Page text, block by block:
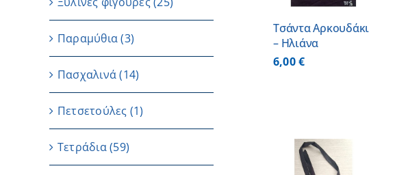
Τσάντα Αρκουδάκι
– Ηλιάνα
6,00€
Παραμύθια (3)
Πασχαλινά (14)
Πετσετούλες (1)
Τετράδια(59)